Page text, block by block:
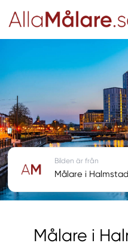
Målare i
Bilden är från
Målare i Halmstad